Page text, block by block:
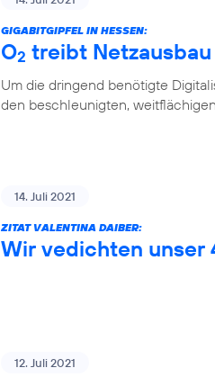
GIGABITGIPFEL IN HESSEN:
O2 treibt
Um die dringend benötigte
den beschleunigten,
14. Juli 2021
ZITAT VALENTINA DAIBER:
Wir vedichten unser
12. Juli 2021